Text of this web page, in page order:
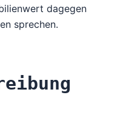
dagegen
sprechen.